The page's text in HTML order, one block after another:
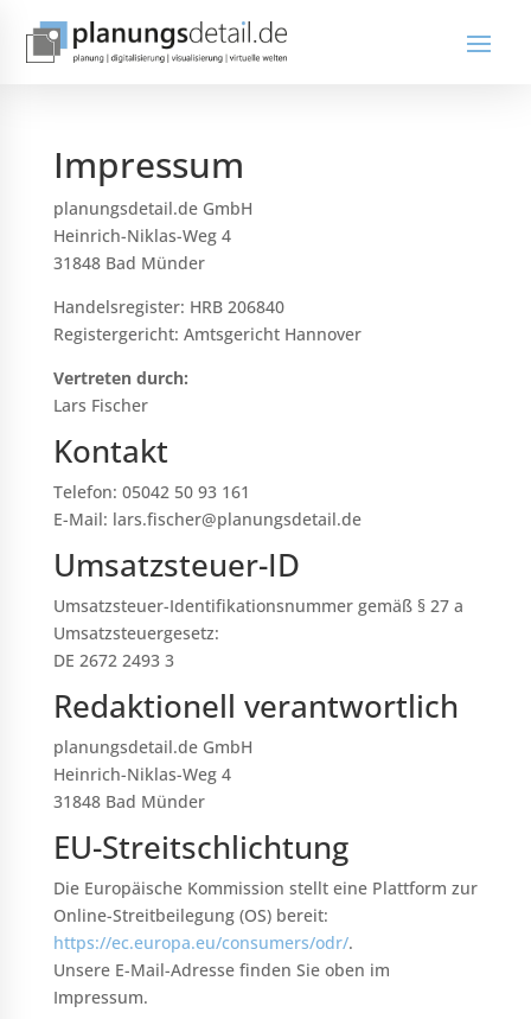
Impressum
planungsdetail.de GmbH
Heinrich-Niklas-Weg 4
31848 Bad Münder
Handelsregister: HRB 206840
Registergericht: Amtsgericht Hannover
Vertreten durch:
Lars Fischer
Kontakt
Telefon: 05042 50 93 161
E-Mail: lars.fischer@planungsdetail.de
Umsatzsteuer-ID
Umsatzsteuer-Identifikationsnummer gemäß § 27 a
Umsatzsteuergesetz:
DE 2672 2493 3
Redaktionell verantwortlich
planungsdetail.de GmbH
Heinrich-Niklas-Weg 4
31848 Bad Münder
EU-Streitschlichtung
Die Europäische Kommission stellt eine Plattform zur
Online-Streitbeilegung (OS) bereit:
https://ec.europa.eu/consumers/odr/.
Unsere E-Mail-Adresse finden Sie oben im
Impressum.